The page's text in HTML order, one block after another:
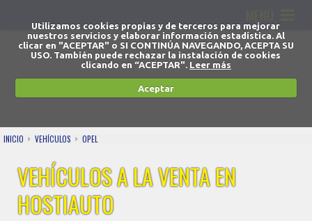
Utilizamos cookies propias y de terceros para mejorar
nuestros servicios y elaborar información estadística. Al
clicar en "ACEPTAR" o SI CONTINÚA NAVEGANDO, ACEPTA SU
USO. También puede rechazar la instalación de cookies
clicando en “ACEPTAR". Leer más
Aceptar
INICIO VEHÍCULOS OPEL
VEHÍCULOS A LA VENTA EN
HOSTIAUTO